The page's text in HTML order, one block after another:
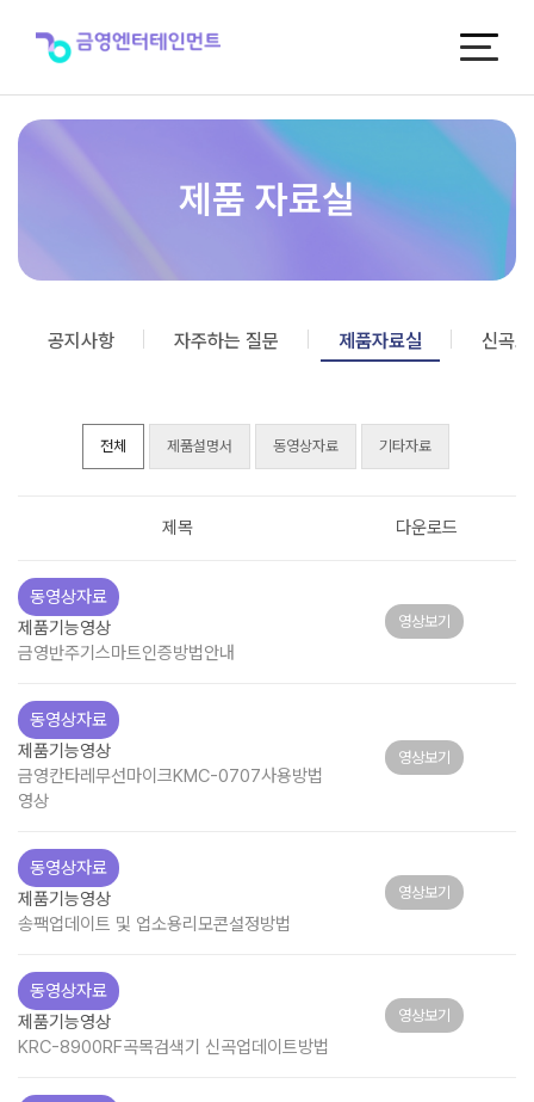
제품 자료실
공지사항 자주하는 질문 제품자료실 신곡
전체 제품설명서 동영상자료 기타자료
제목 다운로드
동영상자료
제품기능영상
금영반주기스마트인증방법안내
영상보기
동영상자료
제품기능영상
금영칸타레무선마이크KMC-0707사용방법
영상
영상보기
동영상자료
제품기능영상
송팩업데이트 및 업소용리모콘설정방법
영상보기
동영상자료
제품기능영상
KRC-8900RF곡목검색기 신곡업데이트방법
영상보기